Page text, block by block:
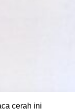
cerah ini